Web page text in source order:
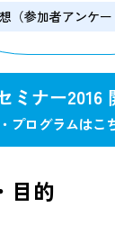
（参加者アンケー
ミナー2016
プログラムはこ
目的